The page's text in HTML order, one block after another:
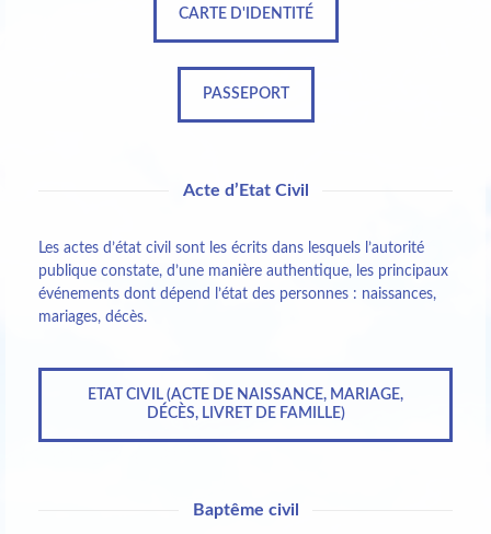
CARTE D'IDENTITÉ
PASSEPORT
Acte d’Etat Civil
Les actes d’état civil sont les écrits dans lesquels l’autorité
publique constate, d’une manière authentique, les principaux
événements dont dépend l’état des personnes : naissances,
mariages, décès.
ETAT CIVIL (ACTE DE NAISSANCE, MARIAGE,
DÉCÈS, LIVRET DE FAMILLE)
Baptême civil